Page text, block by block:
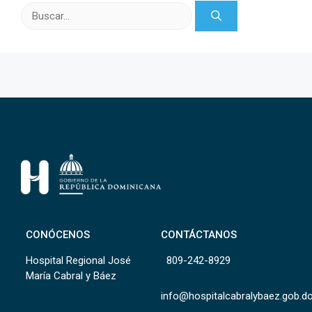
CONÓCENOS
Hospital Regional José
María Cabral y Báez
CONTÁCTANOS
809-242-8929